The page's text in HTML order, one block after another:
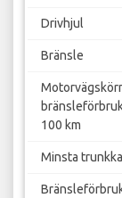
Drivhjul
Bränsle
100 km
Minsta